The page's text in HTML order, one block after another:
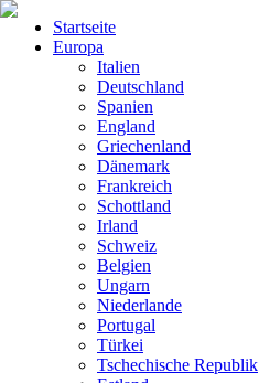
Startseite
Europa
Italien
Deutschland
Spanien
England
Griechenland
Dänemark
Frankreich
Schottland
Irland
Schweiz
Belgien
Ungarn
Niederlande
Portugal
Türkei
Tschechische Republik